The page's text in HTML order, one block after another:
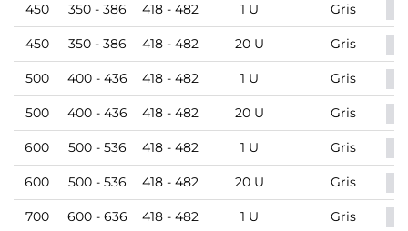
450 350 - 386 418 - 482 1 U Gris
450 350 - 386 418 - 482 20 U Gris
500 400 - 436 418 - 482 1 U Gris
500 400 - 436 418 - 482 20 U Gris
600 500 - 536 418 - 482 1 U Gris
600 500 - 536 418 - 482 20 U Gris
700 600 - 636 418 - 482 1 U Gris